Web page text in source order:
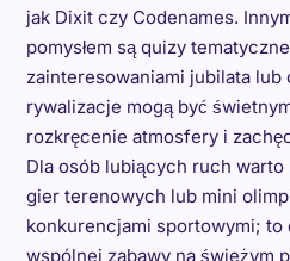
jak Dixit czy Codenames.
pomysłem są quizy
zainteresowaniami jubilata lub
rywalizacje mogą być
rozkręcenie atmosfery i
Dla osób lubiących ruch
gier terenowych lub mini
konkurencjami sportowymi; to
wspólnej zabawy na świeżym